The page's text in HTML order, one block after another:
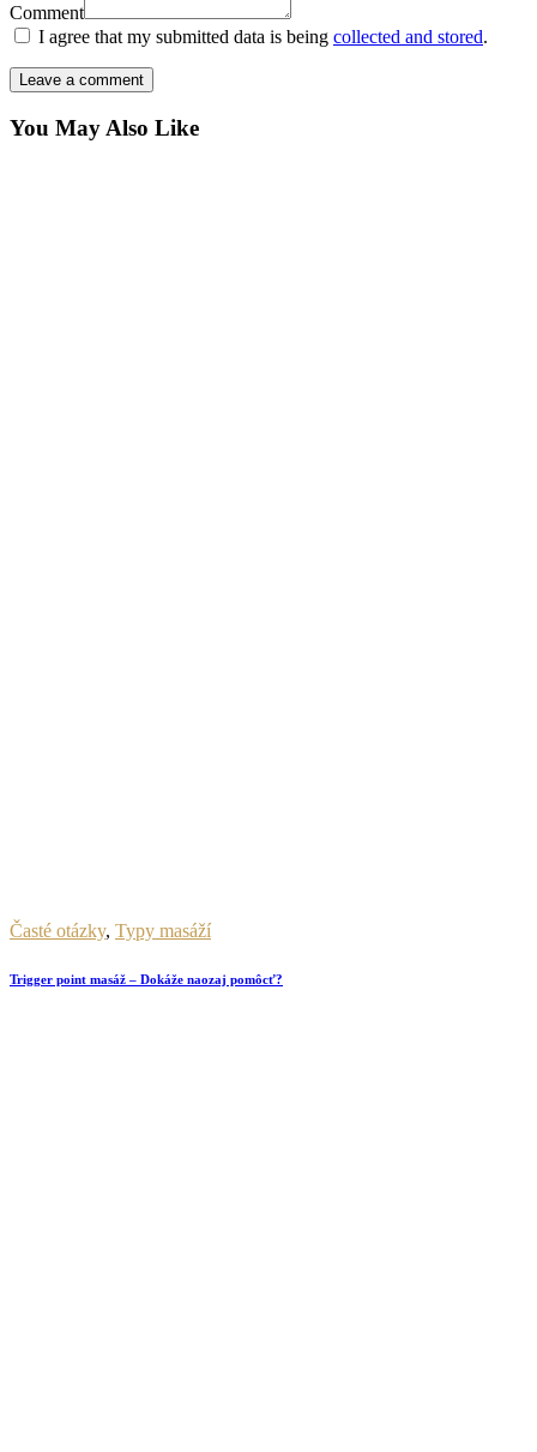
Comment
I agree that my submitted data is being collected and stored.
You May Also Like
Časté otázky, Typy masáží
Trigger point masáž – Dokáže naozaj pomôcť?